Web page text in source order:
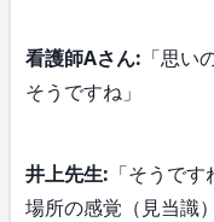
看護師Aさん: 「思い
そうですね」
井上先生: 「そうで
場所の感覚（見当識